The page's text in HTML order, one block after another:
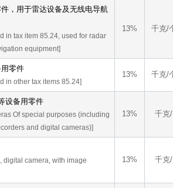
，用于雷达设备及无线电导航
in tax item 85.24, used for radar
equipment]
13% 千克/
零件
in other tax items 85.24]
13% 千克/
设备用零件
Of special purposes (including
and digital cameras)]
13% 千克/
digital camera, with image
13% 千克/